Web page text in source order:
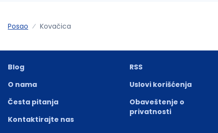
Posao Kovačica
Blog
O nama
Česta pitanja
Kontaktirajte nas
RSS
Uslovi korišćenja
Obaveštenje o
privatnosti